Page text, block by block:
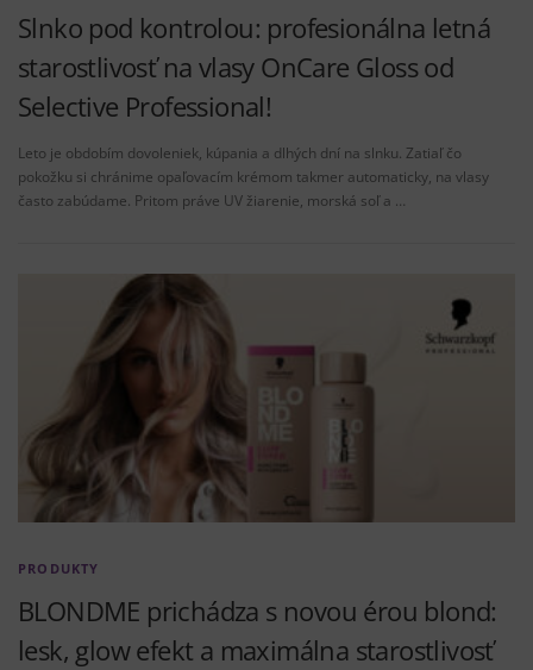
Slnko pod kontrolou: profesionálna letná
starostlivosť na vlasy OnCare Gloss od
Selective Professional!
Leto je obdobím dovoleniek, kúpania a dlhých dní na slnku. Zatiaľ čo
pokožku si chránime opaľovacím krémom takmer automaticky, na vlasy
často zabúdame. Pritom práve UV žiarenie, morská soľ a …
PRODUKTY
BLONDME prichádza s novou érou blond:
lesk, glow efekt a maximálna starostlivosť